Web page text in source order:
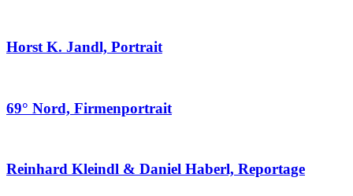
Horst K. Jandl, Portrait
69° Nord, Firmenportrait
Reinhard Kleindl & Daniel Haberl, Reportage